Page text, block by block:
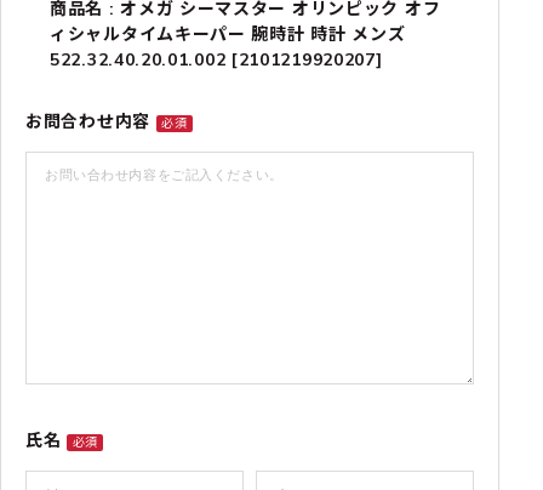
商品名 : オメガ シーマスター オリンピック オフ
ィシャルタイムキーパー 腕時計 時計 メンズ
522.32.40.20.01.002 [2101219920207]
お問合わせ内容 必須
氏名 必須